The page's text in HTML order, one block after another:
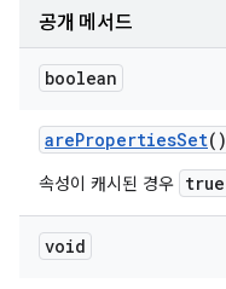
공개 메서드
boolean
arePropertiesSet()
속성이 캐시된 경우 true
void